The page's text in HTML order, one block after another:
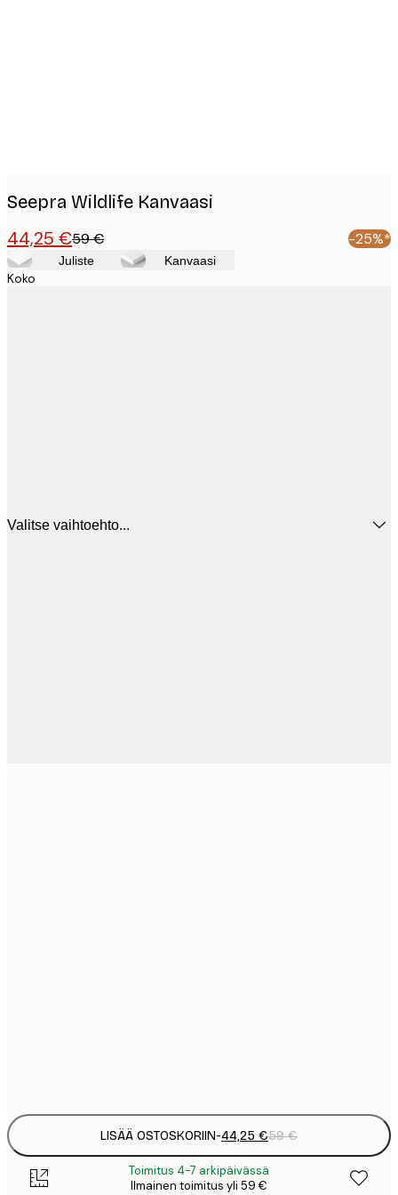
Seepra Wildlife Kanvaasi
44,25 €59 € -25%*
Juliste Kanvaasi
Koko
Valitse vaihtoehto...
LISÄÄ OSTOSKORIIN-44,25 €59 €
Toimitus 4-7 arkipäivässä
Ilmainen toimitus yli 59 €